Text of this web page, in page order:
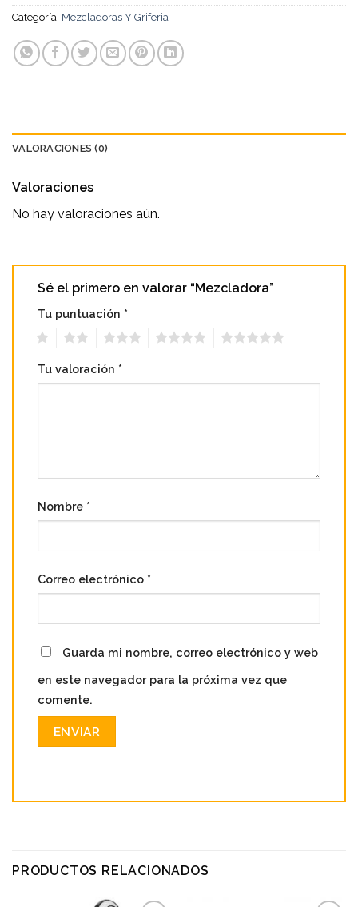
Categoría: Mezcladoras Y Griferia
VALORACIONES (0)
Valoraciones
No hay valoraciones aún.
Sé el primero en valorar “Mezcladora”
Tu puntuación *
Tu valoración *
Nombre *
Correo electrónico *
Guarda mi nombre, correo electrónico y web
en este navegador para la próxima vez que
comente.
PRODUCTOS RELACIONADOS